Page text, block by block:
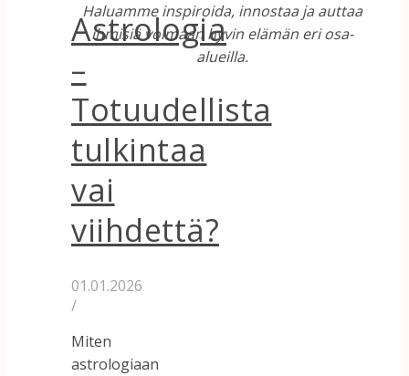
Astrologia
–
Totuudellista
tulkintaa
vai
viihdettä?
01.01.2026
/
Miten
astrologiaan
Haluamme inspiroida, innostaa ja auttaa
ihmisiä voimaan hyvin elämän eri osa-
alueilla.